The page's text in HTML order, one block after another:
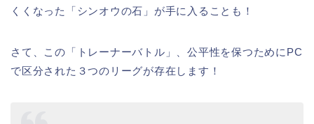
くくなった「シンオウの石」が手に入ることも！
さて、この「トレーナーバトル」、公平性を保つためにPC
で区分された３つのリーグが存在します！